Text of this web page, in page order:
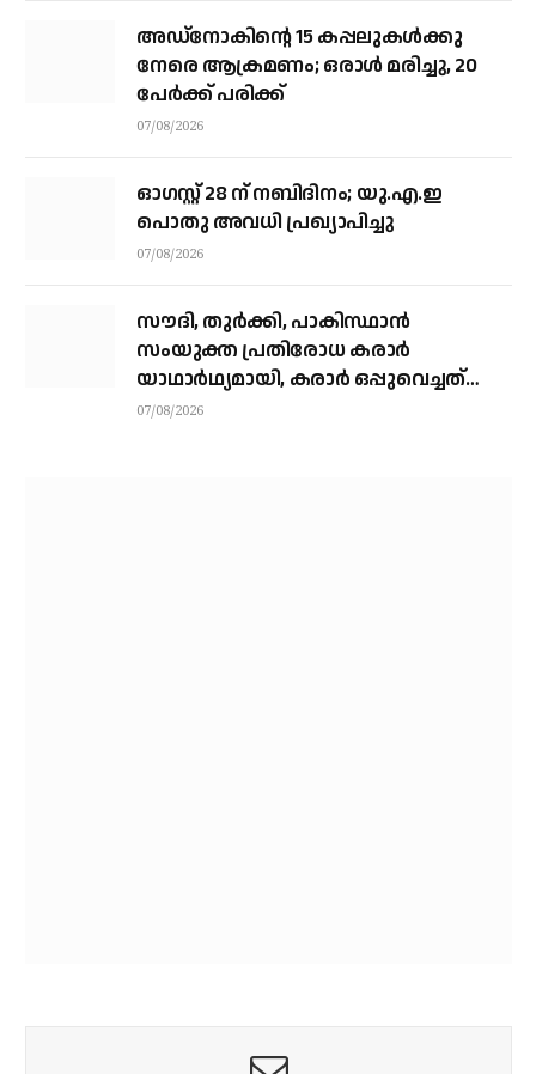
അഡ്നോകിന്റെ 15 കപ്പലുകള്‍ക്കു
നേരെ ആക്രമണം; ഒരാള്‍ മരിച്ചു, 20
പേര്‍ക്ക് പരിക്ക്
07/08/2026
ഓഗസ്റ്റ് 28 ന് നബിദിനം; യു.എ.ഇ
പൊതു അവധി പ്രഖ്യാപിച്ചു
07/08/2026
സൗദി, തുര്‍ക്കി, പാകിസ്ഥാന്‍
സംയുക്ത പ്രതിരോധ കരാര്‍
യാഥാര്‍ഥ്യമായി, കരാര്‍ ഒപ്പുവെച്ചത്
വിശുദ്ധ ഹറമിന്റെ ചാരത്ത്
07/08/2026